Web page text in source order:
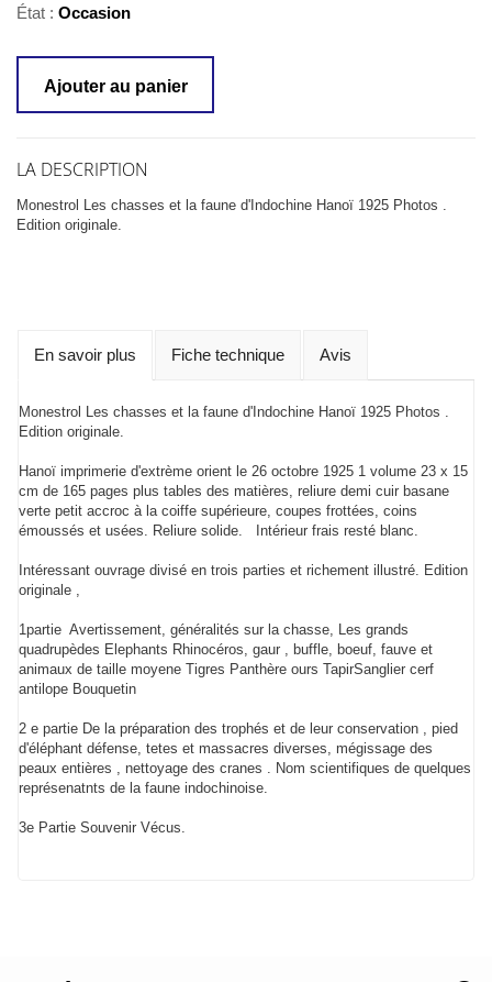
État : Occasion
Ajouter au panier
LA DESCRIPTION
Monestrol Les chasses et la faune d'Indochine Hanoï 1925 Photos .
Edition originale.
En savoir plus Fiche technique Avis
Monestrol Les chasses et la faune d'Indochine Hanoï 1925 Photos .
Edition originale.
Hanoï imprimerie d'extrème orient le 26 octobre 1925 1 volume 23 x 15
cm de 165 pages plus tables des matières, reliure demi cuir basane
verte petit accroc à la coiffe supérieure, coupes frottées, coins
émoussés et usées. Reliure solide. Intérieur frais resté blanc.
Intéressant ouvrage divisé en trois parties et richement illustré. Edition
originale ,
1partie Avertissement, généralités sur la chasse, Les grands
quadrupèdes Elephants Rhinocéros, gaur , buffle, boeuf, fauve et
animaux de taille moyene Tigres Panthère ours TapirSanglier cerf
antilope Bouquetin
2 e partie De la préparation des trophés et de leur conservation , pied
d'éléphant défense, tetes et massacres diverses, mégissage des
peaux entières , nettoyage des cranes . Nom scientifiques de quelques
représenatnts de la faune indochinoise.
3e Partie Souvenir Vécus.